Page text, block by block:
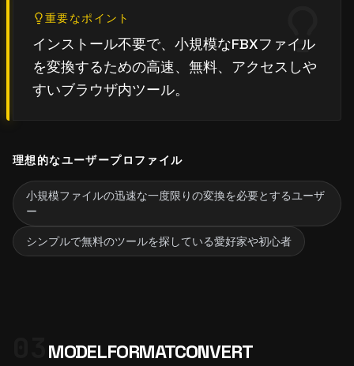
重要なポイント
インストール不要で、小規模なFBXファイル
を変換するための高速、無料、アクセスしや
すいブラウザ内ツール。
理想的なユーザープロファイル
小規模ファイルの迅速な一度限りの変換を必要とするユーザ
ー
シンプルで無料のツールを探している愛好家や初心者
MODELFORMATCONVERT